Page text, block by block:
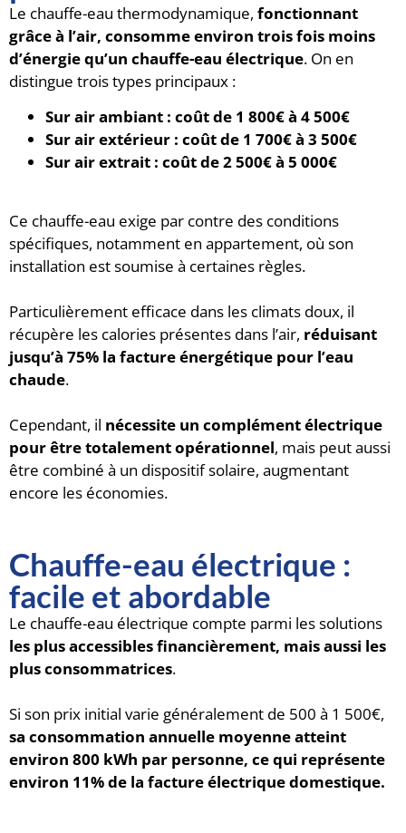
Le chauffe-eau thermodynamique, fonctionnant
grâce à l’air, consomme environ trois fois moins
d’énergie qu’un chauffe-eau électrique. On en
distingue trois types principaux :
Sur air ambiant : coût de 1 800€ à 4 500€
Sur air extérieur : coût de 1 700€ à 3 500€
Sur air extrait : coût de 2 500€ à 5 000€
Ce chauffe-eau exige par contre des conditions
spécifiques, notamment en appartement, où son
installation est soumise à certaines règles.
Particulièrement efficace dans les climats doux, il
récupère les calories présentes dans l’air, réduisant
jusqu’à 75% la facture énergétique pour l’eau
chaude.
Cependant, il nécessite un complément électrique
pour être totalement opérationnel, mais peut aussi
être combiné à un dispositif solaire, augmentant
encore les économies.
Chauffe-eau électrique :
facile et abordable
Le chauffe-eau électrique compte parmi les solutions
les plus accessibles financièrement, mais aussi les
plus consommatrices.
Si son prix initial varie généralement de 500 à 1 500€,
sa consommation annuelle moyenne atteint
environ 800 kWh par personne, ce qui représente
environ 11% de la facture électrique domestique.